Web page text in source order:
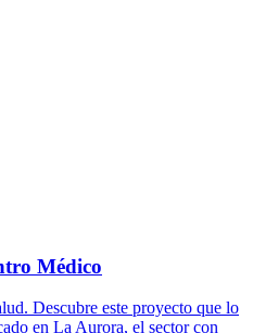
Médico
Descubre este proyecto que lo
en La Aurora, el sector con